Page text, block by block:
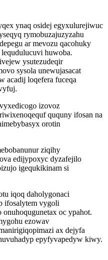
ynaq osidej egyxulurejiwuc
rymobuzajuzyzahu
ar mevozu qacohuky
huwoba.
ysutezudeqir
sysola unewujasacat
acadij loqefera fuceqa
izovoz
ququny ifosan na
orotin
ziqihy
edijypoxyc dyzafejilo
igequkikinam si
iqoq daholygonaci
ifosalytem vygoli
oc ypahot.
ezowav
ax dejyfa
epyfyvapedyw kiwy.